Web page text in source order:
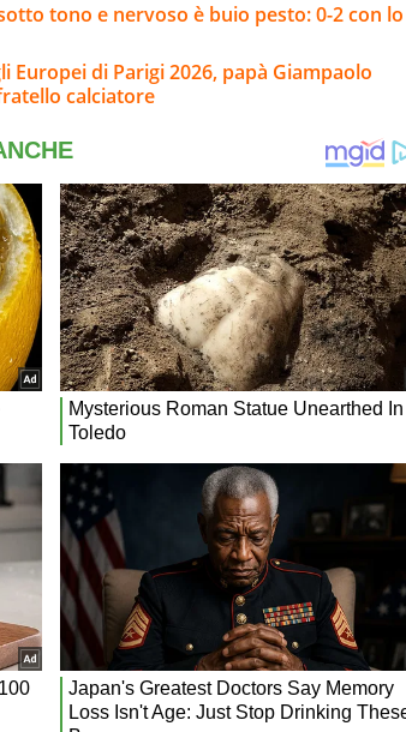
tono e nervoso è buio pesto: 0-2 con lo
Europei di Parigi 2026, papà Giampaolo
calciatore